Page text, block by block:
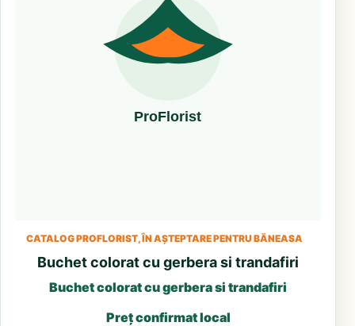
CATALOG PROFLORIST, ÎN AȘTEPTARE PENTRU BĂNEASA
Buchet colorat cu gerbera si trandafiri
Buchet colorat cu gerbera si trandafiri
Preț confirmat local